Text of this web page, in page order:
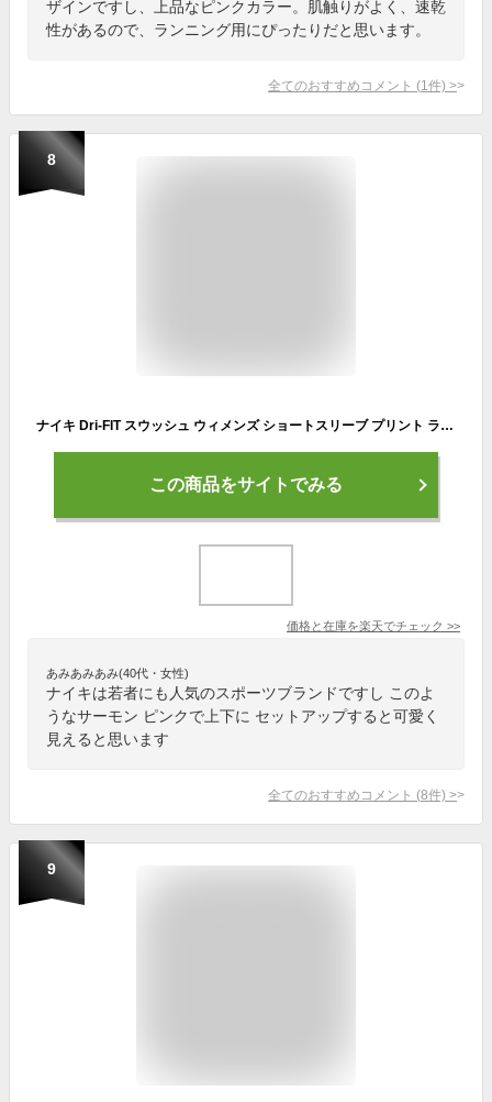
ザインですし、上品なピンクカラー。肌触りがよく、速乾
性があるので、ランニング用にぴったりだと思います。
全てのおすすめコメント (1 件) >
8
ナイキ Dri-FIT スウッシュ ウィメンズ ショートスリーブ プリント ランニングトップ NIKE ランニング ウェア トップス Tシャツ サステナビリティ Dri-FIT Womens 半袖 ポリエステル 速乾性 ピンク FA24
この商品をサイトでみる
価格と在庫を楽天でチェック >>
あみあみあみ(40代・女性)
ナイキは若者にも人気のスポーツブランドですし このよ
うなサーモン ピンクで上下に セットアップすると可愛く
見えると思います
全てのおすすめコメント (8件) >
9